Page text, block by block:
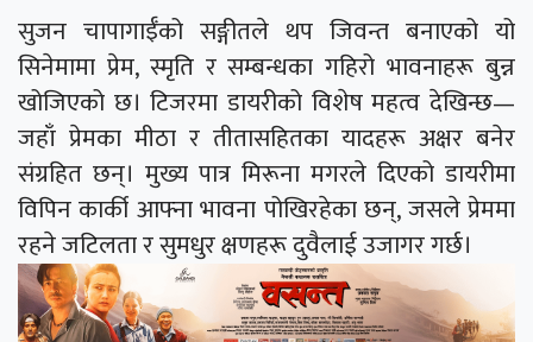
सुजन चापागाईँको सङ्गीतले थप जिवन्त बनाएको यो
सिनेमामा प्रेम, स्मृति र सम्बन्धका गहिरो भावनाहरू बुन्न
खोजिएको छ। टिजरमा डायरीको विशेष महत्व देखिन्छ—
जहाँ प्रेमका मीठा र तीतासहितका यादहरू अक्षर बनेर
संग्रहित छन्। मुख्य पात्र मिरूना मगरले दिएको डायरीमा
विपिन कार्की आफ्ना भावना पोखिरहेका छन्, जसले प्रेममा
रहने जटिलता र सुमधुर क्षणहरू दुवैलाई उजागर गर्छ।